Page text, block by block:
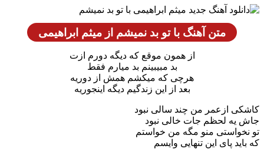
متن آهنگ با تو بد نمیشم از میثم ابراهیمی
از همون موقع که دیگه دورم ازت
بد مبیبینم بد میارم فقط
هرچی که میکشم همش از دوریه
بعد از این زندگیم دیگه اینجوریه
کاشکی ازعمر من چند سالی نبود
جاش یه لحظم جات خالی نبود
تو نخواستی منو مگه من خواستم
که باید پای این تنهایی وایسم